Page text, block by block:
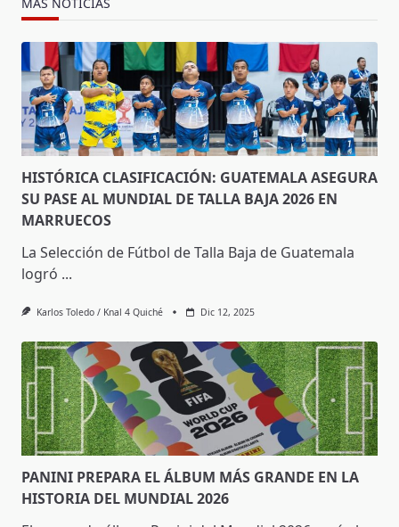
HISTÓRICA CLASIFICACIÓN: GUATEMALA ASEGURA
SU PASE AL MUNDIAL DE TALLA BAJA 2026 EN
MARRUECOS
La Selección de Fútbol de Talla Baja de Guatemala
logró ...
Karlos Toledo / Knal 4 Quiché Dic 12, 2025
PANINI PREPARA EL ÁLBUM MÁS GRANDE EN LA
HISTORIA DEL MUNDIAL 2026